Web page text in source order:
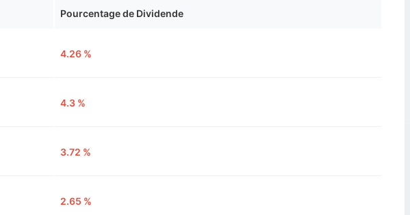
Pourcentage de Dividende
4.26 %
4.3 %
3.72 %
2.65 %